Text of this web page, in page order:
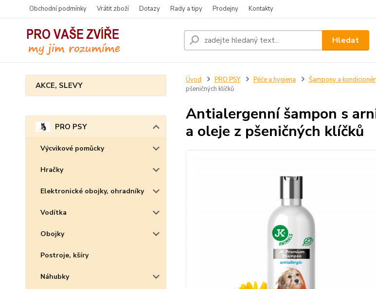
Obchodní podmínky Vrátit zboží Dotazy Rady a tipy Prodejny Kontakty
Hledat
AKCE, SLEVY
PRO PSY
Výcvikové pomůcky
Hračky
Elektronické obojky, ohradníky
Vodítka
Obojky
Postroje, kšíry
Náhubky
Úvod PRO PSY Péče a hygiena Šampony a
pšeničných klíčků
Antialergenní šampon s
a oleje z pšeničných klíčků